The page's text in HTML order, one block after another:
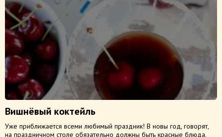
Вишнёвый коктейль
Уже приближается всеми любимый праздник! В новы год, говорят,
на праздничном столе обязательно должны быть красные блюда.